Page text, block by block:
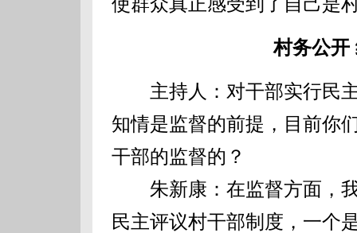
村务公开
主持人：对干部实行民主
知情是监督的前提，目前你
干部的监督的？
朱新康：在监督方面，我
民主评议村干部制度，一个